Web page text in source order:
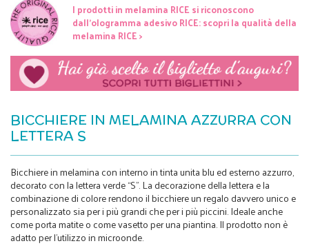
I prodotti in melamina RICE si riconoscono
dall'ologramma adesivo RICE: scopri la qualità della
melamina RICE >
BICCHIERE IN MELAMINA AZZURRA CON
LETTERA S
Bicchiere in melamina con interno in tinta unita blu ed esterno azzurro,
decorato con la lettera verde “S”. La decorazione della lettera e la
combinazione di colore rendono il bicchiere un regalo davvero unico e
personalizzato sia per i più grandi che per i più piccini. Ideale anche
come porta matite o come vasetto per una piantina. Il prodotto non è
adatto per l’utilizzo in microonde.